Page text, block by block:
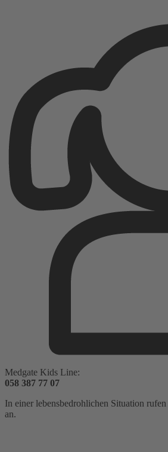
Medgate Kids Line:​
058 387 77 07
In einer lebensbedrohlichen Situation
an.